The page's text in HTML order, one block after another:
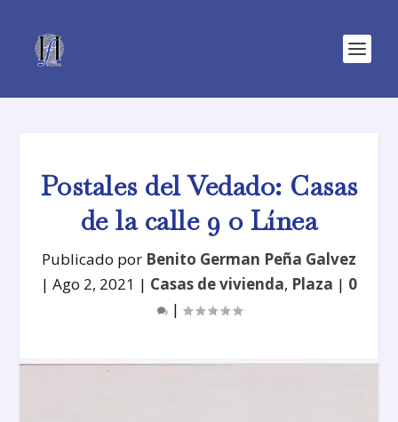
Postales del Vedado: Casas
de la calle 9 o Línea
Publicado por Benito German Peña Galvez
| Ago 2, 2021 | Casas de vivienda, Plaza | 0
|